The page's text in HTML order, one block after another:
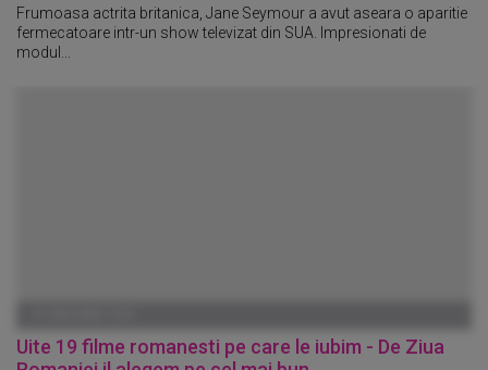
Frumoasa actrita britanica, Jane Seymour a avut aseara o aparitie
fermecatoare intr-un show televizat din SUA. Impresionati de
modul...
Uite 19 filme romanesti pe care le iubim - De Ziua